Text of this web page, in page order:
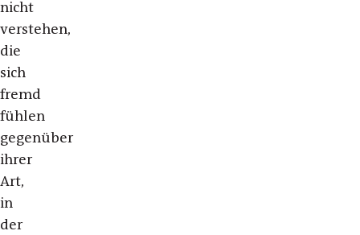
nicht
verstehen,
die
sich
fremd
fühlen
gegenüber
ihrer
Art,
in
der